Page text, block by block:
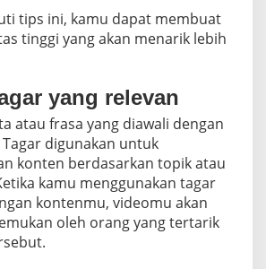
tips ini, kamu dapat membuat
tinggi yang akan menarik lebih
yang relevan
atau frasa yang diawali dengan
digunakan untuk
konten berdasarkan topik atau
kamu menggunakan tagar
kontenmu, videomu akan
oleh orang yang tertarik